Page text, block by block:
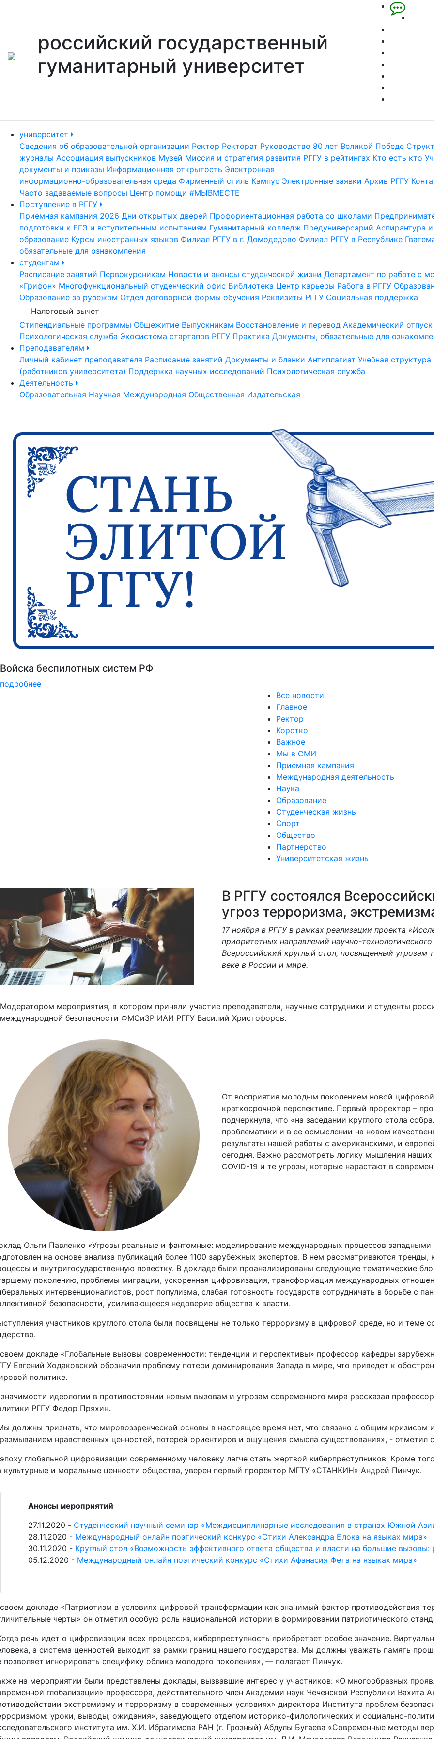
российский государственный
гуманитарный университет
университет
Сведения об образовательной организации Ректор Ректорат Руководство 80 лет Великой Победе
журналы Ассоциация выпускников Музей Миссия и стратегия развития РГГУ в рейтингах Кто есть кто
документы и приказы Информационная открытость Электронная
информационно-образовательная среда Фирменный стиль Кампус Электронные заявки Архив РГГУ
Часто задаваемые вопросы Центр помощи #МЫВМЕСТЕ
Поступление в РГГУ
Приемная кампания 2026 Дни открытых дверей Профориентационная работа со школами
подготовки к ЕГЭ и вступительным испытаниям Гуманитарный колледж Предуниверсарий Аспирантура
образование Курсы иностранных языков Филиал РГГУ в г. Домодедово Филиал РГГУ в Республике
обязательные для ознакомления
студентам
Расписание занятий Первокурсникам Новости и анонсы студенческой жизни Департамент по работе с
«Грифон» Многофункциональный студенческий офис Библиотека Центр карьеры Работа в РГГУ
Образование за рубежом Отдел договорной формы обучения Реквизиты РГГУ Социальная поддержка
Налоговый вычет
Стипендиальные программы Общежитие Выпускникам Восстановление и перевод Академический отпуск
Психологическая служба Экосистема стартапов РГГУ Практика Документы, обязательные для
Преподавателям
Личный кабинет преподавателя Расписание занятий Документы и бланки Антиплагиат Учебная структура
(работников университета) Поддержка научных исследований Психологическая служба
Деятельность
Образовательная Научная Международная Общественная Издательская
РГГУ — 35 лет!
подробнее
Previous
Все новости
Главное
Ректор
Коротко
Важное
Мы в СМИ
Приемная кампания
Международная деятельность
Наука
Образование
Студенческая жизнь
Спорт
Общество
Партнерство
Университетская жизнь
В РГГУ состоялся
угроз терроризма,
17 ноября в РГГУ в рамках реализации проекта
приоритетных направлений научно-
Всероссийский круглый стол, посвященный угрозам
веке в России и мире.
Модератором мероприятия, в котором приняли участие преподаватели, научные сотрудники и студенты
международной безопасности ФМОиЗР ИАИ РГГУ Василий Христофоров.
От восприятия молодым поколением новой
краткосрочной перспективе. Первый проректор –
подчеркнула, что «на заседании круглого стола
проблематики и в ее осмыслении на новом
результаты нашей работы с американскими, и
сегодня. Важно рассмотреть логику мышления
COVID-19 и те угрозы, которые нарастают в
Ольги Павленко «Угрозы реальные и фантомные: моделирование международных процессов
на основе анализа публикаций более 1100 зарубежных экспертов. В нем рассматриваются
и внутригосударственную повестку. В докладе были проанализированы следующие тематические
поколению, проблемы миграции, ускоренная цифровизация, трансформация международных
интервенционалистов, рост популизма, слабая готовность государств сотрудничать в борьбе с
безопасности, усиливающееся недоверие общества к власти.
участников круглого стола были посвящены не только терроризму в цифровой среде, но и теме
докладе «Глобальные вызовы современности: тенденции и перспективы» профессор кафедры
Евгений Ходаковский обозначил проблему потери доминирования Запада в мире, что приведет к
политике.
идеологии в противостоянии новым вызовам и угрозам современного мира рассказал
РГГУ Федор Пряхин.
должны признать, что мировоззренческой основы в настоящее время нет, что связано с общим кризисом
нравственных ценностей, потерей ориентиров и ощущения смысла существования», - отметил
глобальной цифровизации современному человеку легче стать жертвой киберпреступников. Кроме
культурные и моральные ценности общества, уверен первый проректор МГТУ «СТАНКИН» Андрей Пинчук.
Анонсы мероприятий
27.11.2020 - Cтуденческий научный семинар «Междисциплинарные исследования в странах Южной
28.11.2020 - Международный онлайн поэтический конкурс «Стихи Александра Блока на языках мира»
30.11.2020 - Круглый стол «Возможность эффективного ответа общества и власти на большие
05.12.2020 - Международный онлайн поэтический конкурс «Стихи Афанасия Фета на языках мира»
докладе «Патриотизм в условиях цифровой трансформации как значимый фактор противодействия
черты» он отметил особую роль национальной истории в формировании патриотического
речь идет о цифровизации всех процессов, киберпреступность приобретает особое значение.
а система ценностей выходит за рамки границ нашего государства. Мы должны уважать память
позволяет игнорировать специфику облика молодого поколения», — полагает Пинчук.
на мероприятии были представлены доклады, вызвавшие интерес у участников: «О многообразных
глобализации» профессора, действительного член Академии наук Чеченской Республики Вахита
экстремизму и терроризму в современных условиях» директора Института проблем
уроки, выводы, ожидания», заведующего отделом историко-филологических и социально-
института им. Х.И. Ибрагимова РАН (г. Грозный) Абдулы Бугаева «Современные методы